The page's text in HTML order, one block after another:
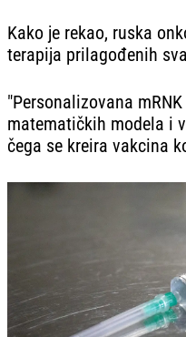
Kako je rekao, ruska
terapija prilagođenih
"Personalizovana
matematičkih modela i
čega se kreira vakcina